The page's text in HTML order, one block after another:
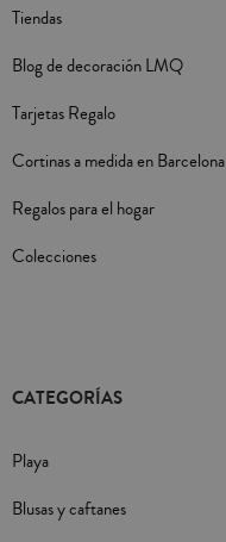
Tiendas
Blog de decoración LMQ
Tarjetas Regalo
Cortinas a medida en Barcelona
Regalos para el hogar
Colecciones
CATEGORÍAS
Playa
Blusas y caftanes